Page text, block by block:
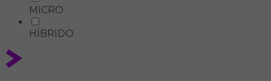
MICRO
HÍBRIDO